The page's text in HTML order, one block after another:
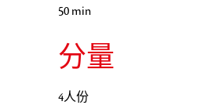
50 min
分量
4人份